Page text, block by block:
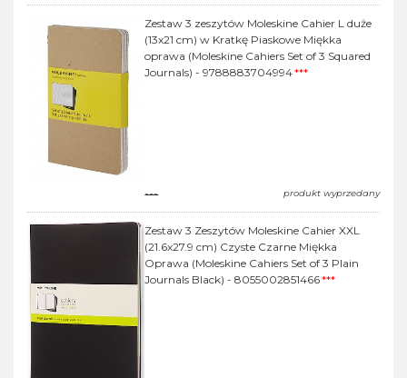
Zestaw 3 zeszytów Moleskine Cahier L duże
(13x21 cm) w Kratkę Piaskowe Miękka
oprawa (Moleskine Cahiers Set of 3 Squared
Journals) - 9788883704994***
--- produkt wyprzedany
Zestaw 3 Zeszytów Moleskine Cahier XXL
(21.6x27.9 cm) Czyste Czarne Miękka
Oprawa (Moleskine Cahiers Set of 3 Plain
Journals Black) - 8055002851466***